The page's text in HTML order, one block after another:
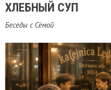
ХЛЕБНЫЙ СУП
Беседы с Сёмой